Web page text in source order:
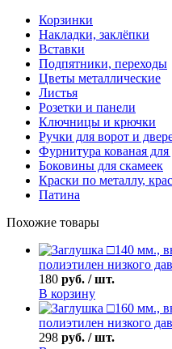
Корзинки
Накладки, заклёпки
Вставки
Подпятники, переходы
Цветы металлические
Листья
Розетки и панели
Ключницы и крючки
Ручки для ворот и
Фурнитура кованая
Боковины для скамеек
Краски по металлу,
Патина
Похожие товары
полиэтилен низкого
180 руб. / шт.
В корзину
полиэтилен низкого
298 руб. / шт.